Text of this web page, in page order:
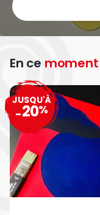
En ce moment
JUSQU'À
-20%